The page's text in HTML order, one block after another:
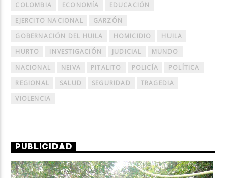
COLOMBIA
ECONOMÍA
EDUCACIÓN
EJERCITO NACIONAL
GARZÓN
GOBERNACIÓN DEL HUILA
HOMICIDIO
HUILA
HURTO
INVESTIGACIÓN JUDICIAL
MUNDO
NACIONAL
NEIVA PITALITO POLICÍA
POLÍTICA
REGIONAL
SALUD SEGURIDAD
TRAGEDIA
VIOLENCIA
PUBLICIDAD